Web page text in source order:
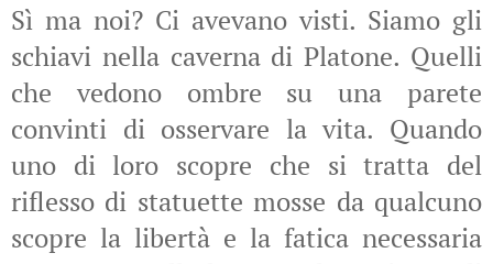
Sì ma noi? Ci avevano visti. Siamo gli
schiavi nella caverna di Platone. Quelli
che vedono ombre su una parete
convinti di osservare la vita. Quando
uno di loro scopre che si tratta del
riflesso di statuette mosse da qualcuno
scopre la libertà e la fatica necessaria